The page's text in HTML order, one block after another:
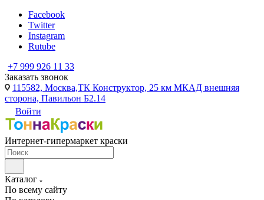
Facebook
Twitter
Instagram
Rutube
+7 999 926 11 33
Заказать звонок
115582, Москва,ТК Конструктор, 25 км МКАД внешняя
сторона, Павильон Б2.14
Войти
Интернет-гипермаркет краски
Каталог
По всему сайту